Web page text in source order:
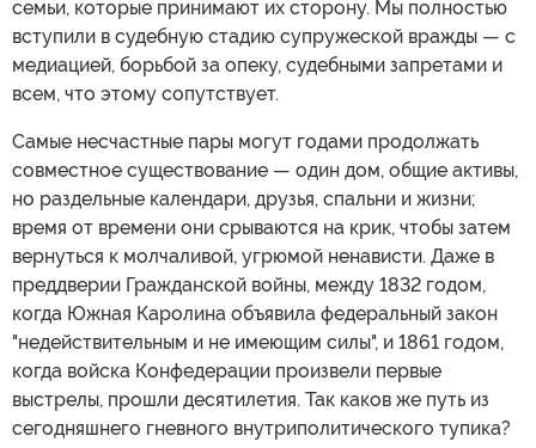
семьи, которые принимают их сторону. Мы полностью
вступили в судебную стадию супружеской вражды — с
медиацией, борьбой за опеку, судебными запретами и
всем, что этому сопутствует.
Самые несчастные пары могут годами продолжать
совместное существование — один дом, общие активы,
но раздельные календари, друзья, спальни и жизни;
время от времени они срываются на крик, чтобы затем
вернуться к молчаливой, угрюмой ненависти. Даже в
преддверии Гражданской войны, между 1832 годом,
когда Южная Каролина объявила федеральный закон
"недействительным и не имеющим силы", и 1861 годом,
когда войска Конфедерации произвели первые
выстрелы, прошли десятилетия. Так каков же путь из
сегодняшнего гневного внутриполитического тупика?